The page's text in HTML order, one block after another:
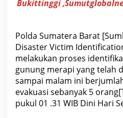
i
i
t
n
g
g
i
I
d
Bukittinggi
Polda Sumatera Barat
Disaster Victim
melakukan proses
gunung merapi yang telah
sampai malam ini
evakuasi sebanyak 5
pukul 01 .31 WIB Dini Hari